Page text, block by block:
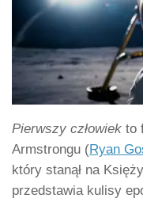
Pierwszy człowiek to
Armstrongu (Ryan
który stanął na
przedstawia kulisy